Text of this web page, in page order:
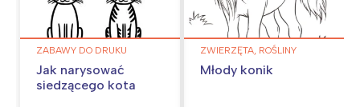
ZABAWY DO DRUKU
Jak narysować
siedzącego kota
ZWIERZĘTA, ROŚLINY
Młody konik